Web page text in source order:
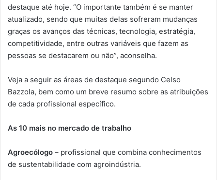
destaque até hoje. “O importante também é se manter
atualizado, sendo que muitas delas sofreram mudanças
graças os avanços das técnicas, tecnologia, estratégia,
competitividade, entre outras variáveis que fazem as
pessoas se destacarem ou não”, aconselha.
Veja a seguir as áreas de destaque segundo Celso
Bazzola, bem como um breve resumo sobre as atribuições
de cada profissional específico.
As 10 mais no mercado de trabalho
Agroecólogo – profissional que combina conhecimentos
de sustentabilidade com agroindústria.